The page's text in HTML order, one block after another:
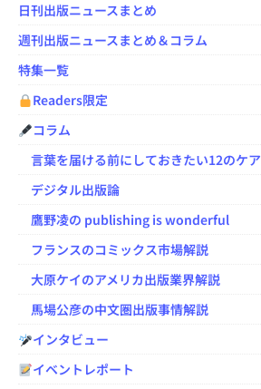
日刊出版ニュースまとめ
週刊出版ニュースまとめ＆コラム
特集一覧
Readers限定
コラム
言葉を届ける前にしておきたい12のケア
デジタル出版論
鷹野凌の publishing is wonderful
フランスのコミックス市場解説
大原ケイのアメリカ出版業界解説
馬場公彦の中文圏出版事情解説
インタビュー
イベントレポート